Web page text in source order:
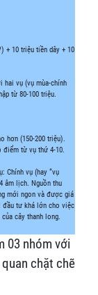
+ 10 triệu tiền dây + 10
hai vụ (vụ mùa-chính
từ 80-100 triệu.
hơn (150-200 triệu).
điểm từ vụ thứ 4-10.
Chính vụ (hay “vụ
âm lịch. Nguồn thu
mới ngon và được giá
đầu tư khá lớn cho việc
cây thanh long.
03 nhóm với
chặt chẽ